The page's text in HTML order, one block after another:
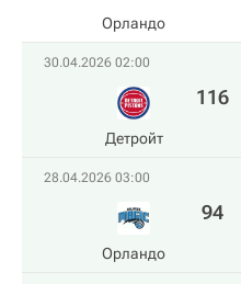
Орландо
30.04.2026 02:00
Детройт
116
28.04.2026 03:00
Орландо
94